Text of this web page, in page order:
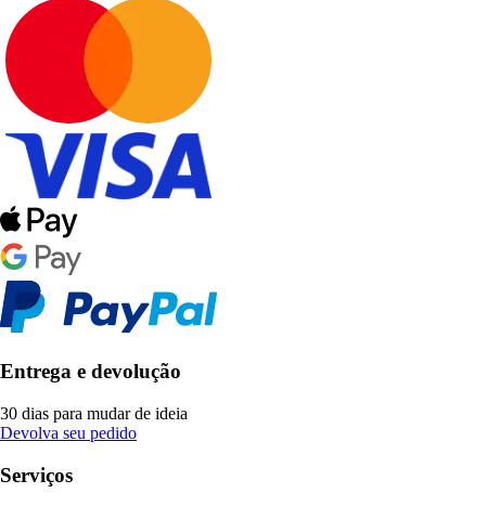
Entrega e devolução
30 dias para mudar de ideia
Devolva seu pedido
Serviços